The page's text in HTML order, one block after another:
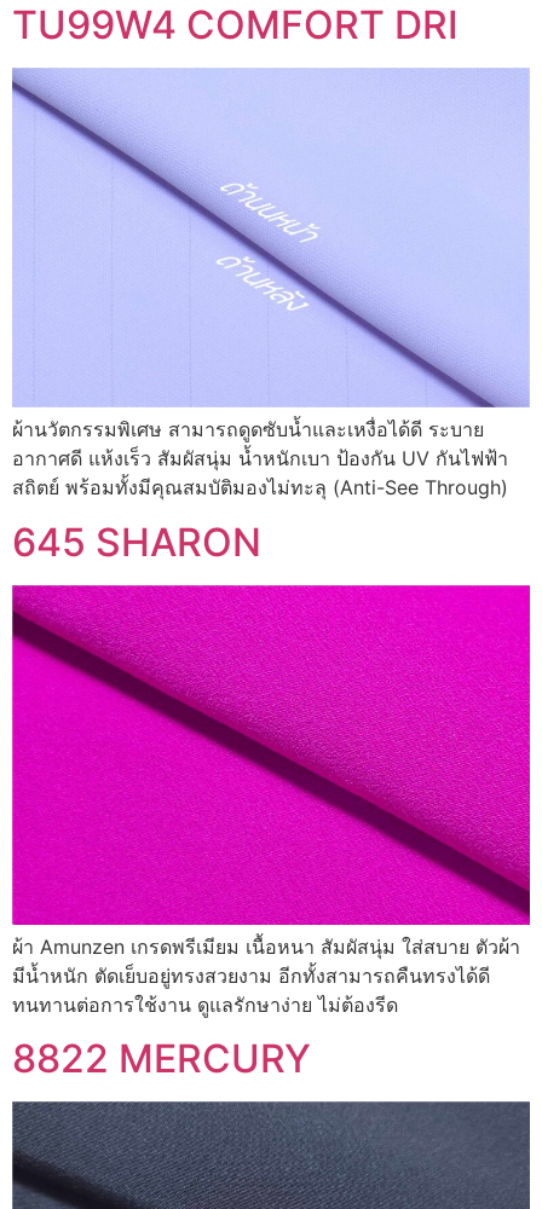
TU99W4 COMFORT DRI
ผ้านวัตกรรมพิเศษ สามารถดูดซับน้ำและเหงื่อได้ดี ระบาย
อากาศดี แห้งเร็ว สัมผัสนุ่ม น้ำหนักเบา ป้องกัน UV กันไฟฟ้า
สถิตย์ พร้อมทั้งมีคุณสมบัติมองไม่ทะลุ (Anti-See Through)
645 SHARON
ผ้า Amunzen เกรดพรีเมียม เนื้อหนา สัมผัสนุ่ม ใส่สบาย ตัวผ้า
มีน้ำหนัก ตัดเย็บอยู่ทรงสวยงาม อีกทั้งสามารถคืนทรงได้ดี
ทนทานต่อการใช้งาน ดูแลรักษาง่าย ไม่ต้องรีด
8822 MERCURY